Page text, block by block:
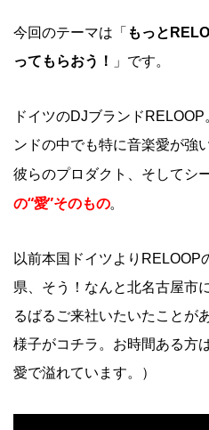
今回のテーマは「 もっと
ってもらおう！
」です。
ドイツのDJブランド
ンドの中でも特に音楽愛が強
彼らのプロダクト、そしてシ
の“愛”そのもの。
以前本国ドイツよりRELOOP
県、そう！なんと北名古屋市
るばるご来社いたいたこと
様子がコチラ。お時間ある方
愛で溢れています。）